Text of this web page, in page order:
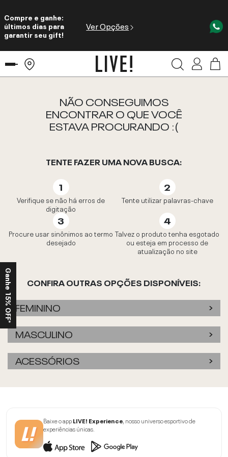
Compre e ganhe:
últimos dias para
garantir seu gift!
Ver Opções
NÃO CONSEGUIMOS
ENCONTRAR O QUE VOCÊ
ESTAVA PROCURANDO :(
TENTE FAZER UMA NOVA BUSCA:
Verifique se não há erros de
digitação
Tente utilizar palavras-chave
Procure usar sinônimos ao termo
desejado
Talvez o produto tenha esgotado
ou esteja em processo de
atualização no site
CONFIRA OUTRAS OPÇÕES DISPONÍVEIS:
FEMININO
MASCULINO
ACESSÓRIOS
Baixe o appLIVE! Experience, nosso universo esportivo de
experiências únicas.
Ganhe 15% OFF*